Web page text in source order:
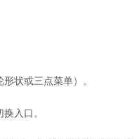
状或三点菜单）。
入口。